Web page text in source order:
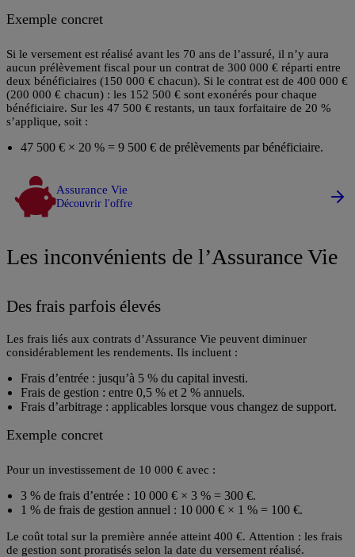
Exemple concret
Si le versement est réalisé avant les 70 ans de l’assuré, il n’y aura
aucun prélèvement fiscal pour un contrat de 300 000 € réparti entre
deux bénéficiaires (150 000 € chacun). Si le contrat est de 400 000 €
(200 000 € chacun) : les 152 500 € sont exonérés pour chaque
bénéficiaire. Sur les 47 500 € restants, un taux forfaitaire de 20 %
s’applique, soit :
47 500 € × 20 % = 9 500 € de prélèvements par bénéficiaire.
Assurance Vie
Découvrir l'offre
Les inconvénients de l’Assurance Vie
Des frais parfois élevés
Les frais liés aux contrats d’Assurance Vie peuvent diminuer
considérablement les rendements. Ils incluent :
Frais d’entrée : jusqu’à 5 % du capital investi.
Frais de gestion : entre 0,5 % et 2 % annuels.
Frais d’arbitrage : applicables lorsque vous changez de support.
Exemple concret
Pour un investissement de 10 000 € avec :
3 % de frais d’entrée : 10 000 € × 3 % = 300 €.
1 % de frais de gestion annuel : 10 000 € × 1 % = 100 €.
Le coût total sur la première année atteint 400 €. Attention : les frais
de gestion sont proratisés selon la date du versement réalisé.